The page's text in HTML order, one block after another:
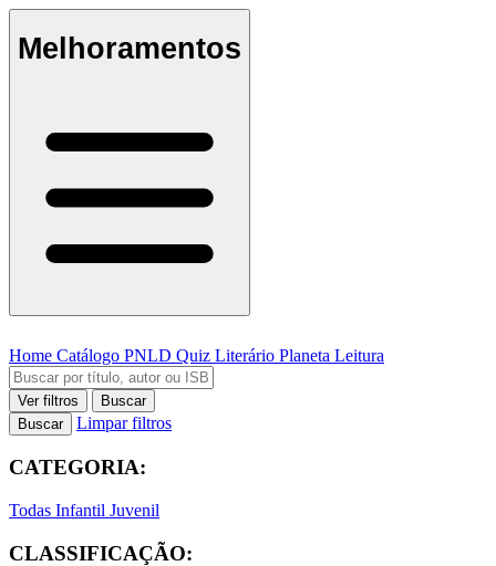
Melhoramentos
Home Catálogo PNLD Quiz Literário Planeta Leitura
Ver filtros
Buscar
Buscar
Limpar filtros
CATEGORIA:
Todas Infantil Juvenil
CLASSIFICAÇÃO: